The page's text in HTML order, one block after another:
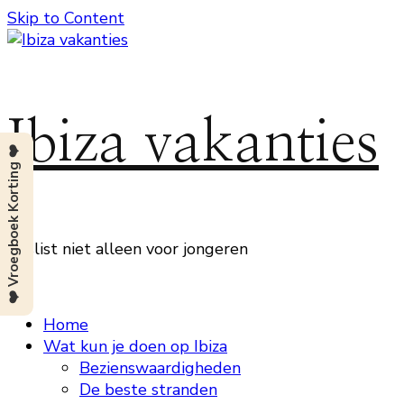
Skip to Content
Ibiza vakanties
Beslist niet alleen voor jongeren
Home
Wat kun je doen op Ibiza
Bezienswaardigheden
De beste stranden
❤️ Vroegboek Korting ❤️